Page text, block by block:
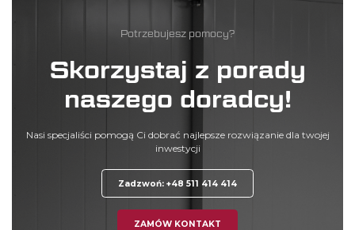
Potrzebujesz pomocy?
Skorzystaj z porady
naszego doradcy!
Nasi specjaliści pomogą Ci dobrać najlepsze rozwiązanie dla twojej
inwestycji
Zadzwoń: +48 511 414 414
ZAMÓW KONTAKT